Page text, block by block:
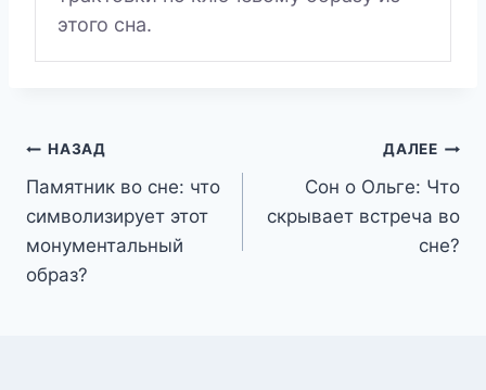
этого сна.
Навигация
по
записям
НАЗАД
Памятник во сне: что
символизирует этот
монументальный
образ?
ДАЛЕЕ
Сон о Ольге: Что
скрывает встреча во
сне?